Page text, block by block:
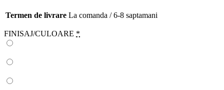
Termen de livrare La comanda / 6-8 saptamani
FINISAJ/CULOARE *